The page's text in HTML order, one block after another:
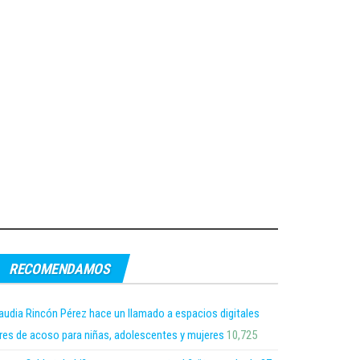
RECOMENDAMOS
Rincón Pérez hace un llamado a espacios digitales
de acoso para niñas, adolescentes y mujeres 10,725